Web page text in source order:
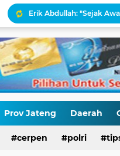
Erik Abdullah: "Sejak
Antara HAM dan Hukum
Palestina Terbelah, Umat
Kepatuhan Pajak atau
HIV di Kalangan Pelajar,
Prov Jateng Daerah
cerpen polri